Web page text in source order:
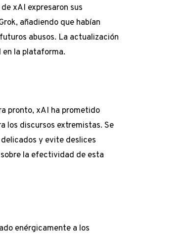
xAI expresaron sus
añadiendo que habían
abusos. La actualización
la plataforma.
pronto, xAI ha prometido
los discursos extremistas. Se
y evite deslices
la efectividad de esta
enérgicamente a los